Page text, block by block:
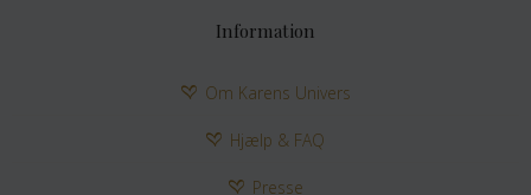
Information
Om Karens Univers
Hjælp & FAQ
Presse